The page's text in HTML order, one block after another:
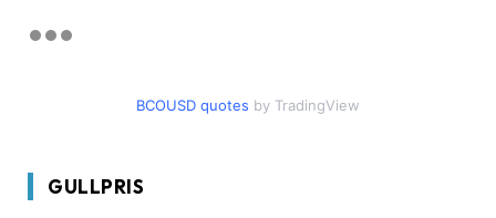
BCOUSD quotes by TradingView
GULLPRIS